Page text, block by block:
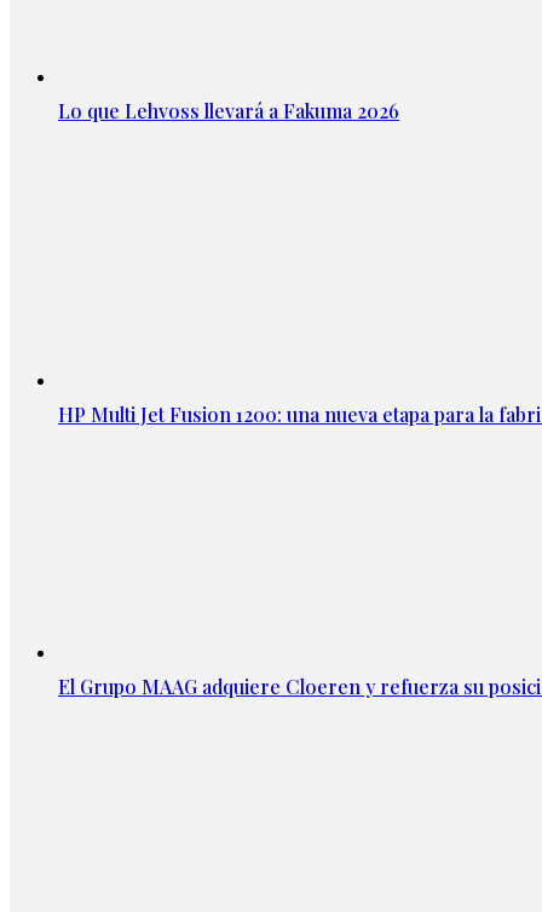
Lo que Lehvoss llevará a Fakuma 2026
HP Multi Jet Fusion 1200: una nueva etapa para la
El Grupo MAAG adquiere Cloeren y refuerza su